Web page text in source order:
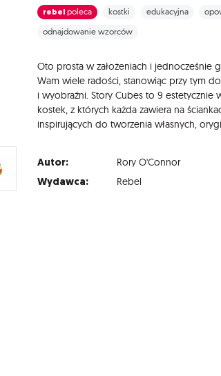
rebel poleca kostki edukacyjna
odnajdowanie wzorców
Oto prosta w założeniach i jednocześnie
Wam wiele radości, stanowiąc przy tym
i wyobraźni. Story Cubes to 9 estetycznie
kostek, z których każda zawiera na
Autor: Rory O'Connor
Wydawca: Rebel